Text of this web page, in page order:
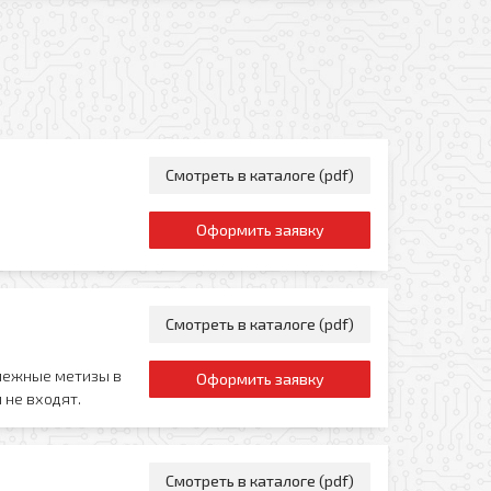
Смотреть в каталоге (pdf)
Оформить заявку
метизы в
не входят.
Смотреть в каталоге (pdf)
Оформить заявку
Смотреть в каталоге (pdf)